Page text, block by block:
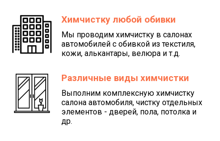
Химчистку любой обивки
Мы проводим химчистку в салонах
автомобилей с обивкой из текстиля,
кожи, алькантары, велюра и т.д.
Различные виды химчистки
Выполним комплексную химчистку
салона автомобиля, чистку отдельных
элементов - дверей, пола, потолка и
др.